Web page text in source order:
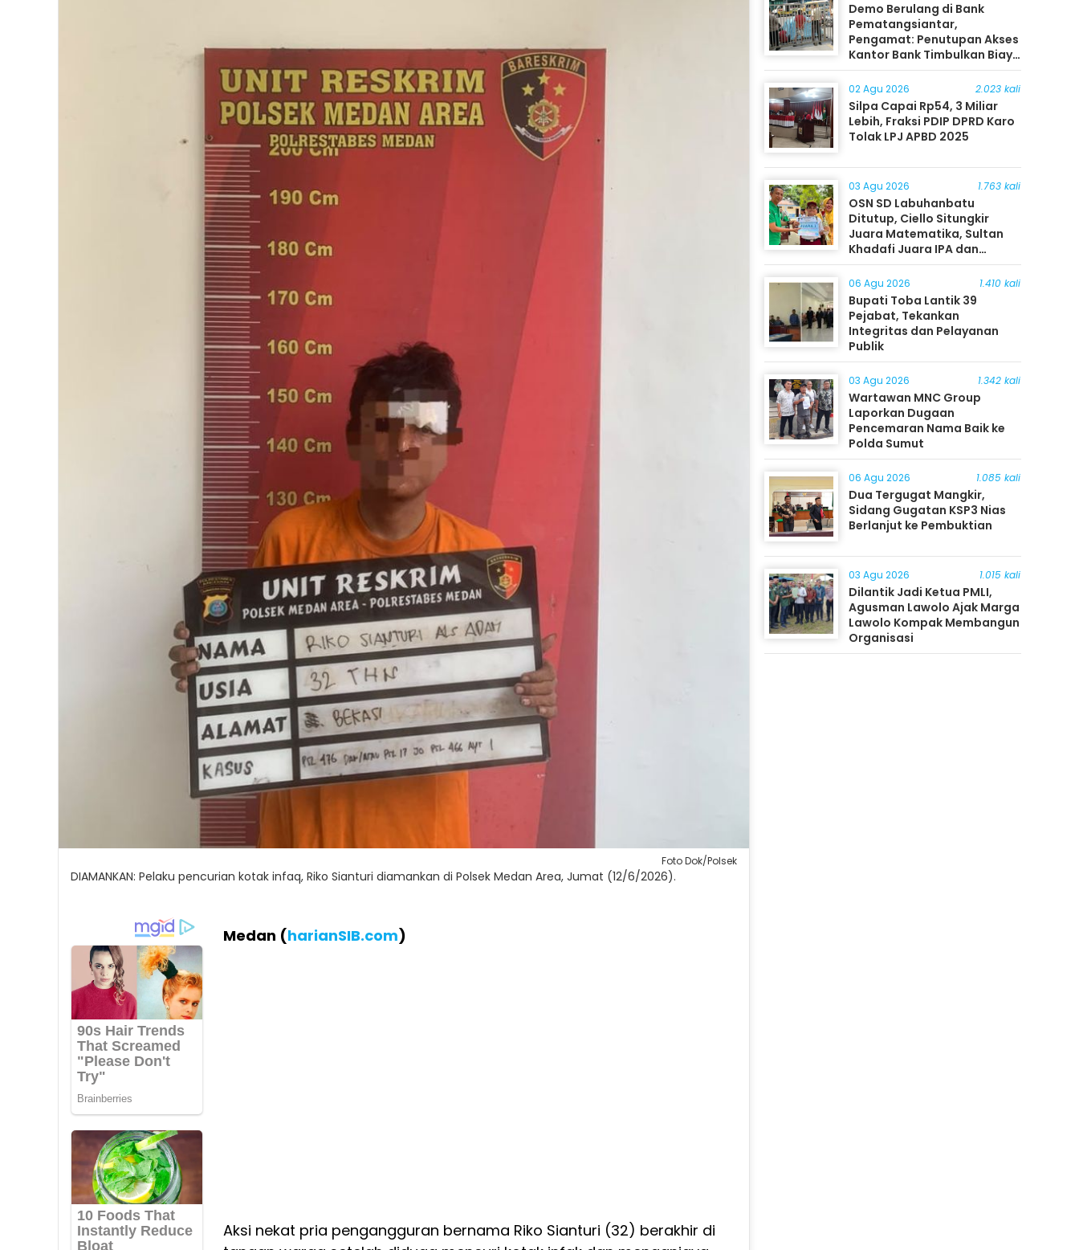
Foto Dok/Polsek
DIAMANKAN: Pelaku pencurian kotak infaq, Riko Sianturi diamankan di Polsek Medan Area, Jumat (12/6/2026).
Medan (harianSIB.com)
Aksi nekat pria pengangguran bernama Riko Sianturi (32) berakhir di
Demo Berulang di Bank
Pematangsiantar,
Pengamat: Penutupan Akses
Kantor Bank Timbulkan Biaya
Ekonomi bagi Masyarakat
02 Agu 2026 2.023 kali
Silpa Capai Rp54, 3 Miliar
Lebih, Fraksi PDIP DPRD Karo
Tolak LPJ APBD 2025
03 Agu 2026 1.763 kali
OSN SD Labuhanbatu
Ditutup, Ciello Situngkir
Juara Matematika, Sultan
Khadafi Juara IPA dan
Timothy Rangkuti Juara IPS
06 Agu 2026 1.410 kali
Bupati Toba Lantik 39
Pejabat, Tekankan
Integritas dan Pelayanan
Publik
03 Agu 2026 1.342 kali
Wartawan MNC Group
Laporkan Dugaan
Pencemaran Nama Baik ke
Polda Sumut
06 Agu 2026 1.085 kali
Dua Tergugat Mangkir,
Sidang Gugatan KSP3 Nias
Berlanjut ke Pembuktian
03 Agu 2026 1.015 kali
Dilantik Jadi Ketua PMLI,
Agusman Lawolo Ajak Marga
Lawolo Kompak Membangun
Organisasi